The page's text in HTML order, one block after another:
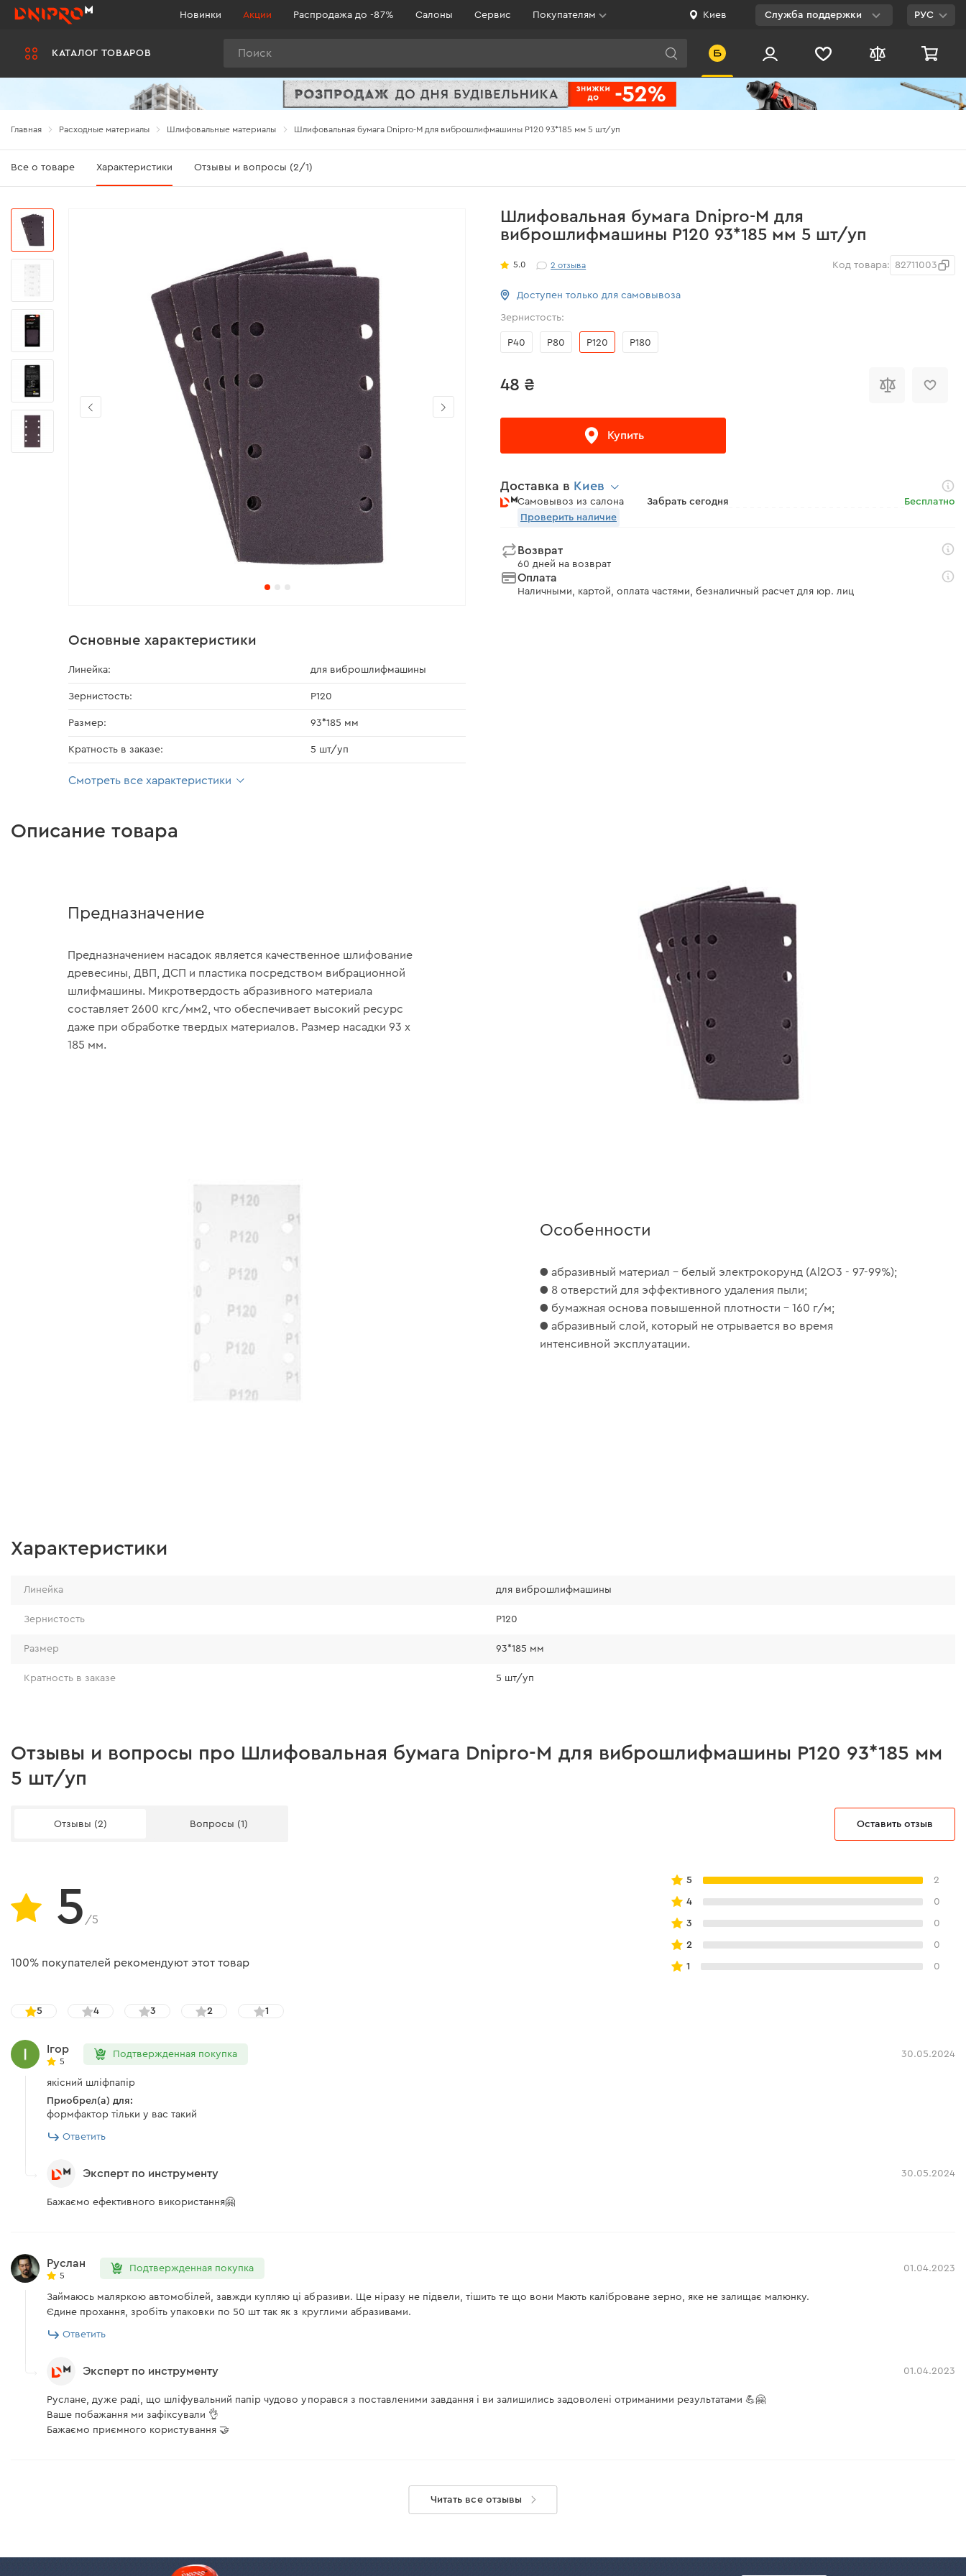
КАТАЛОГ ТОВАРОВ
Новинки Акции Распродажа до -87% Салоны Сервис Покупателям Киев Служба поддержки
Бесплатно по
Украине
РУС
Главная Расходные материалы Шлифовальные материалы Шлифовальная бумага Dnipro-M для виброшлифмашины Р120 93*185 мм 5 шт/уп
Все о товаре Характеристики Отзывы и вопросы (2/1)
Шлифовальная бумага Dnipro-M для
виброшлифмашины Р120 93*185 мм 5 шт/уп
5.0 2отзыва Код товара: 82711003
Доступен только для самовывоза
Зернистость:
Р40 Р80 Р120 Р180
48 ₴
Купить
Доставка в Киев
Самовывоз из салона Забрать сегодня
Бесплатно
Проверить наличие
Возврат
60 дней на возврат
Оплата
Наличными, картой, оплата частями, безналичный расчет для юр. лиц
Основные характеристики
Линейка: для виброшлифмашины
Зернистость: Р120
Размер: 93*185 мм
Кратность в заказе: 5 шт/уп
Смотреть все характеристики
Описание товара
Предназначение
Предназначением насадок является качественное шлифование
древесины, ДВП, ДСП и пластика посредством вибрационной
шлифмашины. Микротвердость абразивного материала
составляет 2600 кгс/мм2, что обеспечивает высокий ресурс
даже при обработке твердых материалов. Размер насадки 93 х
185 мм.
Особенности
● абразивный материал – белый электрокорунд (Al2O3 - 97-99%);
● 8 отверстий для эффективного удаления пыли;
● бумажная основа повышенной плотности – 160 г/м;
● абразивный слой, который не отрывается во время
интенсивной эксплуатации.
Характеристики
Линейка для виброшлифмашины
Зернистость Р120
Размер 93*185 мм
Кратность в заказе 5 шт/уп
Отзывы и вопросы про Шлифовальная бумага Dnipro-M для виброшлифмашины Р120 93*185 мм
5 шт/уп
Отзывы (2) Вопросы (1) Оставить отзыв
5 /5
100% покупателей рекомендуют этот товар
5 2
4 0
3 0
2 0
1 0
5 4 3 2 1
Ігор
5
Подтвержденная покупка 30.05.2024
якісний шліфпапір
Приобрел(а) для:
формфактор тільки у вас такий
Ответить
Эксперт по инструменту 30.05.2024
Бажаємо ефективного використання🤗
Руслан
5
Подтвержденная покупка 01.04.2023
Займаюсь маляркою автомобілей, завжди купляю ці абразиви. Ще ніразу не підвели, тішить те що вони Мають каліброване зерно, яке не залищає малюнку.
Єдине прохання, зробіть упаковки по 50 шт так як з круглими абразивами.
Ответить
Эксперт по инструменту 01.04.2023
Руслане, дуже раді, що шліфувальний папір чудово упорався з поставленими завдання і ви залишились задоволені отриманими результатами 💪🤗
Ваше побажання ми зафіксували 👌
Бажаємо приємного користування 🤝
Читать все отзывы